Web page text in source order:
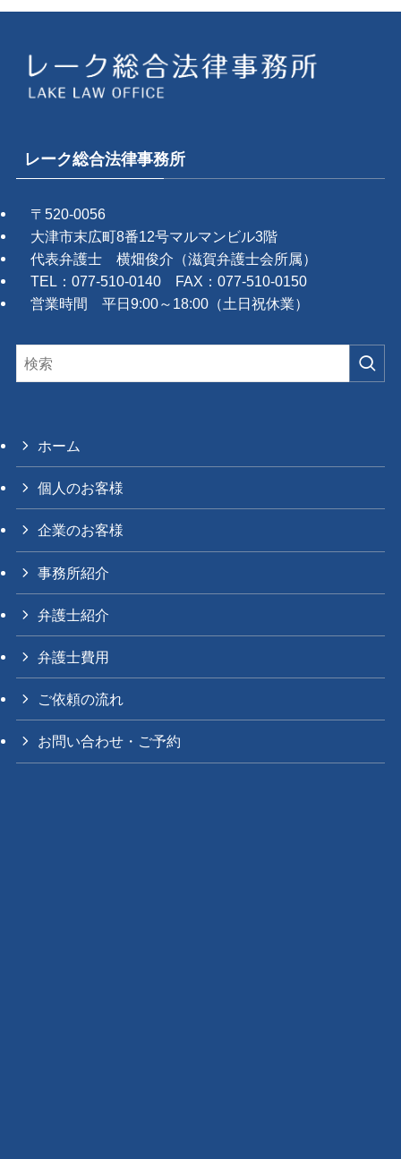
レーク総合法律事務所
〒520-0056
大津市末広町8番12号マルマンビル3階
代表弁護士 横畑俊介（滋賀弁護士会所属）
TEL：077-510-0140 FAX：077-510-0150
営業時間 平日9:00～18:00（土日祝休業）
ホーム
個人のお客様
企業のお客様
事務所紹介
弁護士紹介
弁護士費用
ご依頼の流れ
お問い合わせ・ご予約